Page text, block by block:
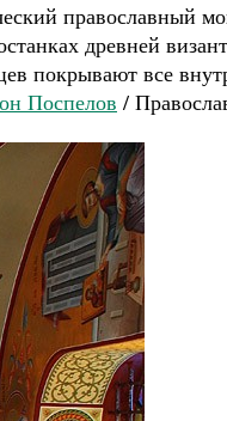
православный
древней
покрывают все
Поспелов /